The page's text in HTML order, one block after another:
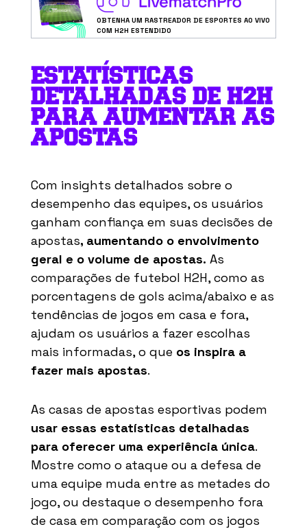
OBTENHA UM RASTREADOR DE ESPORTES AO VIVO
COM H2H ESTENDIDO
ESTATÍSTICAS
DETALHADAS DE H2H
PARA AUMENTAR AS
APOSTAS
Com insights detalhados sobre o
desempenho das equipes, os usuários
ganham confiança em suas decisões de
apostas, aumentando o envolvimento
geral e o volume de apostas. As
comparações de futebol H2H, como as
porcentagens de gols acima/abaixo e as
tendências de jogos em casa e fora,
ajudam os usuários a fazer escolhas
mais informadas, o que os inspira a
fazer mais apostas.
As casas de apostas esportivas podem
usar essas estatísticas detalhadas
para oferecer uma experiência única.
Mostre como o ataque ou a defesa de
uma equipe muda entre as metades do
jogo, ou destaque o desempenho fora
de casa em comparação com os jogos